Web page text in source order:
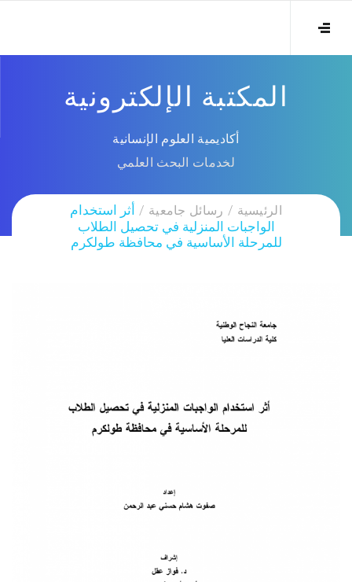
المكتبة الإلكترونية
أكاديمية العلوم الإنسانية
لخدمات البحث العلمي
الرئيسية رسائل جامعية
أثر استخدام
الواجبات المنزلية في تحصيل الطلاب
للمرحلة الأساسية في محافظة طولكرم